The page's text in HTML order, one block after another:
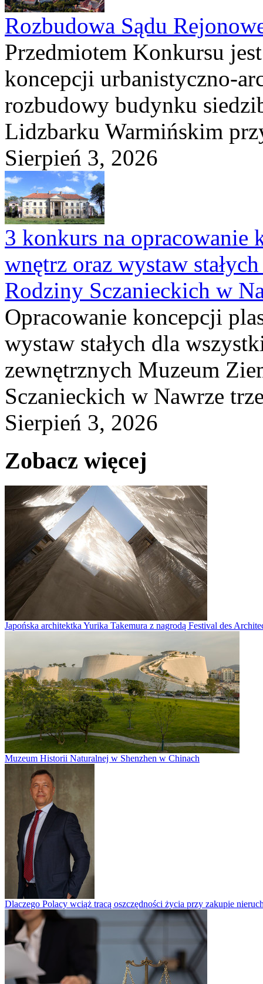
Rozbudowa Sądu
Przedmiotem Konkursu
koncepcji urbanistyczno-
rozbudowy budynku
Lidzbarku Warmińskim
Sierpień 3, 2026
3 konkurs na opracowanie
wnętrz oraz wystaw
Rodziny Sczanieckich w
Opracowanie koncepcji
wystaw stałych dla
zewnętrznych Muzeum
Sczanieckich w Nawrze
Sierpień 3, 2026
Zobacz więcej
Japońska architektka Yurika Takemura z nagrodą Festival des
Muzeum Historii Naturalnej w Shenzhen w Chinach
Dlaczego Polacy wciąż tracą oszczędności życia przy zakupie